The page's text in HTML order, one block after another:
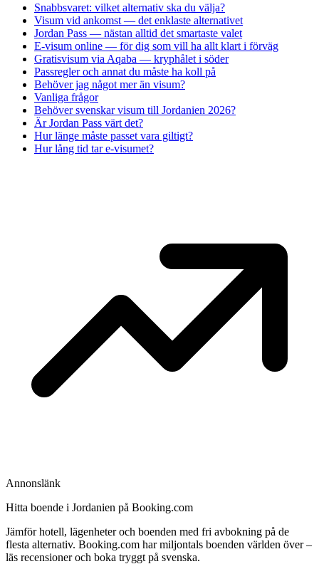
Snabbsvaret: vilket alternativ ska du välja?
Visum vid ankomst — det enklaste alternativet
Jordan Pass — nästan alltid det smartaste valet
E-visum online — för dig som vill ha allt klart i förväg
Gratisvisum via Aqaba — kryphålet i söder
Passregler och annat du måste ha koll på
Behöver jag något mer än visum?
Vanliga frågor
Behöver svenskar visum till Jordanien 2026?
Är Jordan Pass värt det?
Hur länge måste passet vara giltigt?
Hur lång tid tar e-visumet?
Annonslänk
Hitta boende i Jordanien på Booking.com
Jämför hotell, lägenheter och boenden med fri avbokning på de
flesta alternativ. Booking.com har miljontals boenden världen över –
läs recensioner och boka tryggt på svenska.